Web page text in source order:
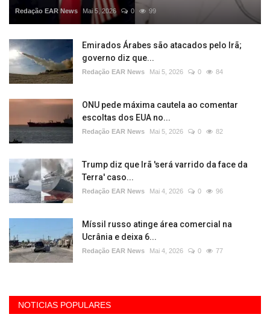
Redação EAR News Mai 5, 2026 0 99
Emirados Árabes são atacados pelo Irã;
governo diz que...
Redação EAR News Mai 5, 2026 0 84
ONU pede máxima cautela ao comentar
escoltas dos EUA no...
Redação EAR News Mai 5, 2026 0 82
Trump diz que Irã 'será varrido da face da
Terra' caso...
Redação EAR News Mai 4, 2026 0 96
Míssil russo atinge área comercial na
Ucrânia e deixa 6...
Redação EAR News Mai 4, 2026 0 77
NOTICIAS POPULARES